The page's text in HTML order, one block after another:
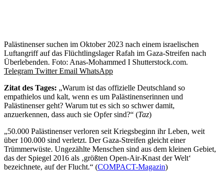
Palästinenser suchen im Oktober 2023 nach einem israelischen
Luftangriff auf das Flüchtlingslager Rafah im Gaza-Streifen nach
Überlebenden. Foto: Anas-Mohammed I Shutterstock.com.
Telegram Twitter Email WhatsApp
Zitat des Tages: „Warum ist das offizielle Deutschland so
empathielos und kalt, wenn es um Palästinenserinnen und
Palästinenser geht? Warum tut es sich so schwer damit,
anzuerkennen, dass auch sie Opfer sind?“ (Taz)
„50.000 Palästinenser verloren seit Kriegsbeginn ihr Leben, weit
über 100.000 sind verletzt. Der Gaza-Streifen gleicht einer
Trümmerwüste. Ungezählte Menschen sind aus dem kleinen Gebiet,
das der Spiegel 2016 als ‚größten Open-Air-Knast der Welt‘
bezeichnete, auf der Flucht.“ (COMPACT-Magazin)